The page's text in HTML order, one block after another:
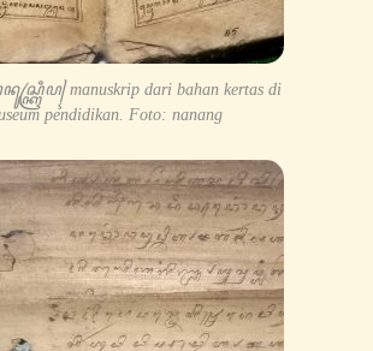
manuskrip dari bahan kertas di
pendidikan. Foto: nanang